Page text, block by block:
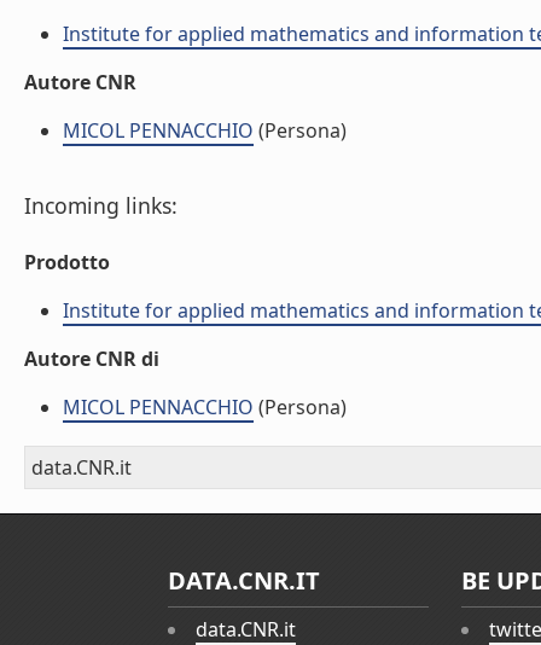
Institute for applied mathematics and information
Autore CNR
MICOL PENNACCHIO (Persona)
Incoming links:
Prodotto
Institute for applied mathematics and information
Autore CNR di
MICOL PENNACCHIO (Persona)
data.CNR.it
DATA.CNR.IT
data.CNR.it
BE